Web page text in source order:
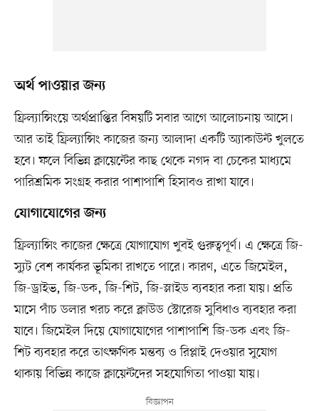
অর্থ পাওয়ার জন্য
ফ্রিল্যান্সিংয়ে অর্থপ্রাপ্তির বিষয়টি সবার আগে আলোচনায় আসে।
আর তাই ফ্রিল্যান্সিং কাজের জন্য আলাদা একটি অ্যাকাউন্ট খুলতে
হবে। ফলে বিভিন্ন ক্লায়েন্টের কাছ থেকে নগদ বা চেকের মাধ্যমে
পারিশ্রমিক সংগ্রহ করার পাশাপাশি হিসাবও রাখা যাবে।
যোগাযোগের জন্য
ফ্রিল্যান্সিং কাজের ক্ষেত্রে যোগাযোগ খুবই গুরুত্বপূর্ণ। এ ক্ষেত্রে জি-
স্যুট বেশ কার্যকর ভূমিকা রাখতে পারে। কারণ, এতে জিমেইল,
জি-ড্রাইভ, জি-ডক, জি-শিট, জি-স্লাইড ব্যবহার করা যায়। প্রতি
মাসে পাঁচ ডলার খরচ করে ক্লাউড স্টোরেজ সুবিধাও ব্যবহার করা
যাবে। জিমেইল দিয়ে যোগাযোগের পাশাপাশি জি-ডক এবং জি-
শিট ব্যবহার করে তাৎক্ষণিক মন্তব্য ও রিপ্লাই দেওয়ার সুযোগ
থাকায় বিভিন্ন কাজে ক্লায়েন্টদের সহযোগিতা পাওয়া যায়।